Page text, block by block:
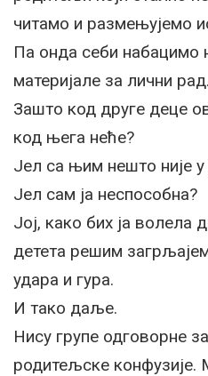
читамо и размењујемо
Па онда себи набацимо
материјале за лични
Зашто код друге деце
код њега неће?
Јел са њим нешто није у
Јел сам ја неспособна?
Јој, како бих ја волела
детета решим
удара и гура.
И тако даље.
Нису групе одговорне
родитељске конфузије.